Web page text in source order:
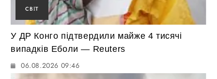
СВІТ
У ДР Конго підтвердили майже 4 тисячі
випадків Еболи — Reuters
06.08.2026 09:46